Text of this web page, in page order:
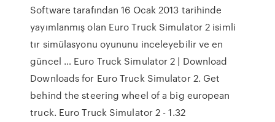
Software tarafından 16 Ocak 2013 tarihinde
yayımlanmış olan Euro Truck Simulator 2 isimli
tır simülasyonu oyununu inceleyebilir ve en
güncel … Euro Truck Simulator 2 | Download
Downloads for Euro Truck Simulator 2. Get
behind the steering wheel of a big european
truck. Euro Truck Simulator 2 - 1.32